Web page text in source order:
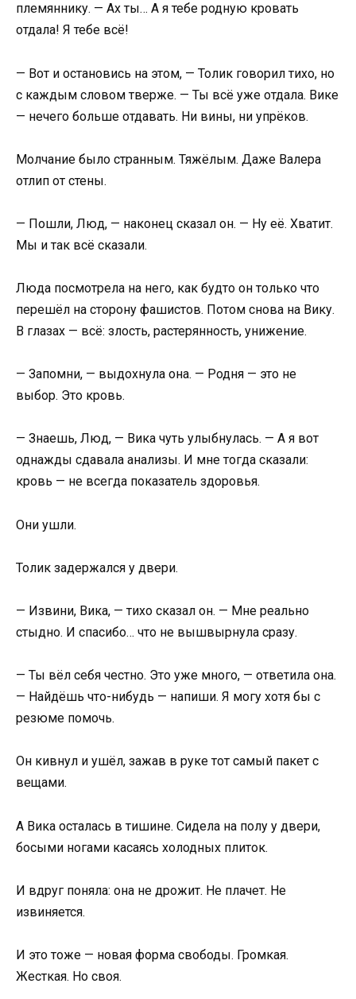
племяннику. — Ах ты… А я тебе родную кровать
отдала! Я тебе всё!
— Вот и остановись на этом, — Толик говорил тихо, но
с каждым словом тверже. — Ты всё уже отдала. Вике
— нечего больше отдавать. Ни вины, ни упрёков.
Молчание было странным. Тяжёлым. Даже Валера
отлип от стены.
— Пошли, Люд, — наконец сказал он. — Ну её. Хватит.
Мы и так всё сказали.
Люда посмотрела на него, как будто он только что
перешёл на сторону фашистов. Потом снова на Вику.
В глазах — всё: злость, растерянность, унижение.
— Запомни, — выдохнула она. — Родня — это не
выбор. Это кровь.
— Знаешь, Люд, — Вика чуть улыбнулась. — А я вот
однажды сдавала анализы. И мне тогда сказали:
кровь — не всегда показатель здоровья.
Они ушли.
Толик задержался у двери.
— Извини, Вика, — тихо сказал он. — Мне реально
стыдно. И спасибо… что не вышвырнула сразу.
— Ты вёл себя честно. Это уже много, — ответила она.
— Найдёшь что-нибудь — напиши. Я могу хотя бы с
резюме помочь.
Он кивнул и ушёл, зажав в руке тот самый пакет с
вещами.
А Вика осталась в тишине. Сидела на полу у двери,
босыми ногами касаясь холодных плиток.
И вдруг поняла: она не дрожит. Не плачет. Не
извиняется.
И это тоже — новая форма свободы. Громкая.
Жесткая. Но своя.